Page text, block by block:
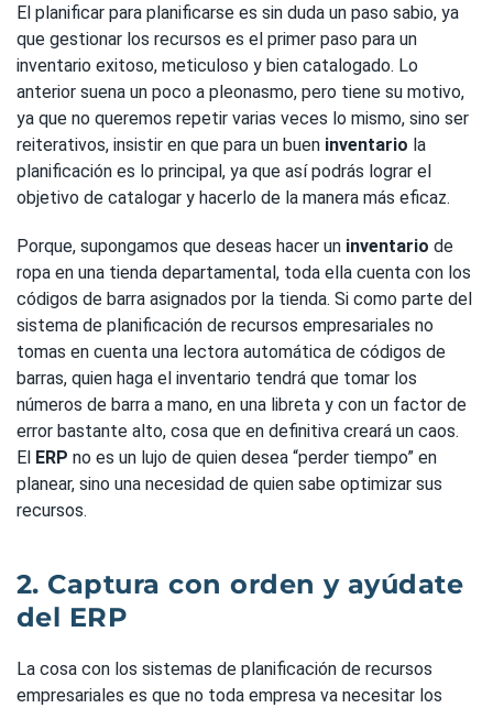
El planificar para planificarse es sin duda un paso sabio, ya
que gestionar los recursos es el primer paso para un
inventario exitoso, meticuloso y bien catalogado. Lo
anterior suena un poco a pleonasmo, pero tiene su motivo,
ya que no queremos repetir varias veces lo mismo, sino ser
reiterativos, insistir en que para un buen inventario la
planificación es lo principal, ya que así podrás lograr el
objetivo de catalogar y hacerlo de la manera más eficaz.
Porque, supongamos que deseas hacer un inventario de
ropa en una tienda departamental, toda ella cuenta con los
códigos de barra asignados por la tienda. Si como parte del
sistema de planificación de recursos empresariales no
tomas en cuenta una lectora automática de códigos de
barras, quien haga el inventario tendrá que tomar los
números de barra a mano, en una libreta y con un factor de
error bastante alto, cosa que en definitiva creará un caos.
El ERP no es un lujo de quien desea “perder tiempo” en
planear, sino una necesidad de quien sabe optimizar sus
recursos.
2. Captura con orden y ayúdate
del ERP
La cosa con los sistemas de planificación de recursos
empresariales es que no toda empresa va necesitar los